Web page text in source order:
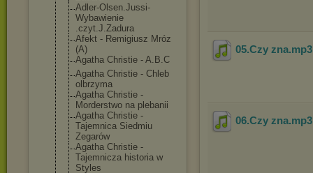
Adler-Olsen.Jussi-
Wybawienie
.czyt.J.Zadura
Afekt - Remigiusz Mróz
(A)
Agatha Christie - A.B.C
Agatha Christie - Chleb
olbrzyma
Agatha Christie -
Morderstwo na plebanii
Agatha Christie -
Tajemnica Siedmiu
Zegarów
Agatha Christie -
Tajemnicza historia w
Styles
05.Czy zna
06.Czy zna